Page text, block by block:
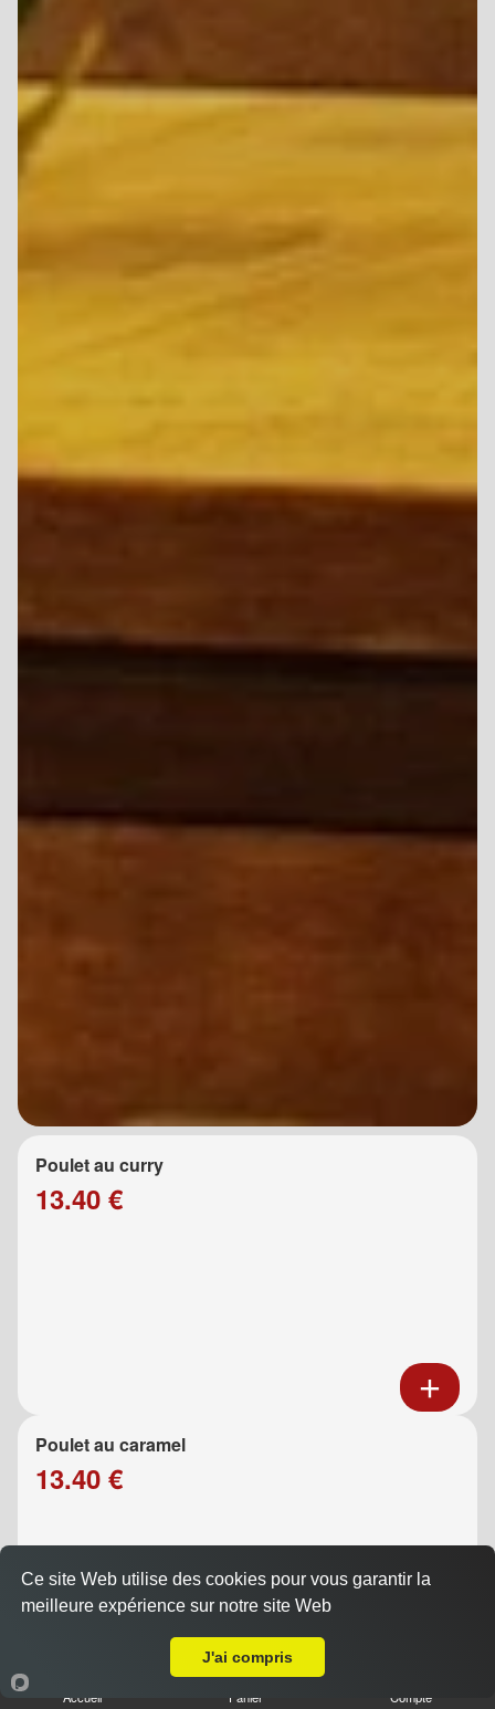
Poulet au curry
13.40 €
Poulet au caramel
13.40 €
Accueil Panier Compte
Ce site Web utilise des cookies pour vous garantir la
meilleure expérience sur notre site Web
J'ai compris